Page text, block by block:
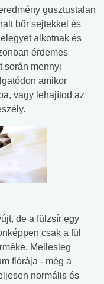
gusztustalan
bőr sejtekkel és
alkotnak és
érdemes
során mennyi
amikor
vagy lehajítod az
de a fülzsír egy
csak a fül
Mellesleg
flórája - még a
normális és